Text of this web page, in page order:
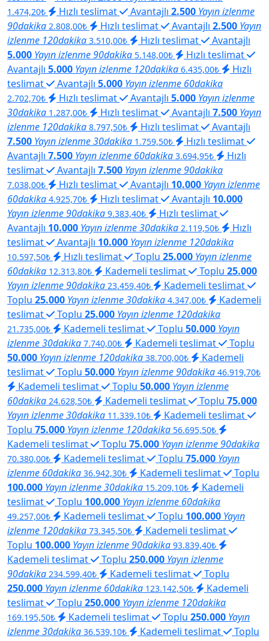
1.474,20₺ Hızlı teslimat Avantajlı 2.500 Yayın izlenme
90dakika 2.808,00₺ Hızlı teslimat Avantajlı 2.500 Yayın
izlenme 120dakika 3.510,00₺ Hızlı teslimat
Avantajlı
5.000 Yayın izlenme 90dakika 5.148,00₺
Hızlı teslimat
Avantajlı 5.000 Yayın izlenme 120dakika 6.435,00₺
Hızlı
teslimat
Avantajlı 5.000 Yayın izlenme 60dakika
2.702,70₺ Hızlı teslimat Avantajlı 5.000 Yayın izlenme
30dakika 1.287,00₺ Hızlı teslimat Avantajlı 7.500 Yayın
izlenme 120dakika 8.797,50₺ Hızlı teslimat
Avantajlı
7.500 Yayın izlenme 30dakika 1.759,50₺
Hızlı teslimat
Avantajlı 7.500 Yayın izlenme 60dakika 3.694,95₺
Hızlı
teslimat
Avantajlı 7.500 Yayın izlenme 90dakika
7.038,00₺ Hızlı teslimat Avantajlı 10.000 Yayın izlenme
60dakika 4.925,70₺ Hızlı teslimat Avantajlı 10.000
Yayın izlenme 90dakika 9.383,40₺
Hızlı teslimat
Avantajlı 10.000 Yayın izlenme 30dakika 2.119,50₺
Hızlı
teslimat
Avantajlı 10.000 Yayın izlenme 120dakika
10.597,50₺ Hızlı teslimat Toplu 25.000 Yayın izlenme
60dakika 12.313,80₺ Kademeli teslimat Toplu 25.000
Yayın izlenme 90dakika 23.459,40₺
Kademeli teslimat
Toplu 25.000 Yayın izlenme 30dakika 4.347,00₺
Kademeli
teslimat
Toplu 25.000 Yayın izlenme 120dakika
21.735,00₺ Kademeli teslimat Toplu 50.000 Yayın
izlenme 30dakika 7.740,00₺ Kademeli teslimat
Toplu
50.000 Yayın izlenme 120dakika 38.700,00₺
Kademeli
teslimat
Toplu 50.000 Yayın izlenme 90dakika 46.919,70₺
Kademeli teslimat Toplu 50.000 Yayın izlenme
60dakika 24.628,50₺ Kademeli teslimat Toplu 75.000
Yayın izlenme 30dakika 11.339,10₺
Kademeli teslimat
Toplu 75.000 Yayın izlenme 120dakika 56.695,50₺
Kademeli teslimat Toplu 75.000 Yayın izlenme 90dakika
70.380,00₺ Kademeli teslimat Toplu 75.000 Yayın
izlenme 60dakika 36.942,30₺ Kademeli teslimat
Toplu
100.000 Yayın izlenme 30dakika 15.209,10₺
Kademeli
teslimat
Toplu 100.000 Yayın izlenme 60dakika
49.257,00₺ Kademeli teslimat Toplu 100.000 Yayın
izlenme 120dakika 73.345,50₺
Kademeli teslimat
Toplu 100.000 Yayın izlenme 90dakika 93.839,40₺
Kademeli teslimat Toplu 250.000 Yayın izlenme
90dakika 234.599,40₺ Kademeli teslimat
Toplu
250.000 Yayın izlenme 60dakika 123.142,50₺
Kademeli
teslimat
Toplu 250.000 Yayın izlenme 120dakika
169.195,50₺ Kademeli teslimat Toplu 250.000 Yayın
izlenme 30dakika 36.539,10₺ Kademeli teslimat
Toplu